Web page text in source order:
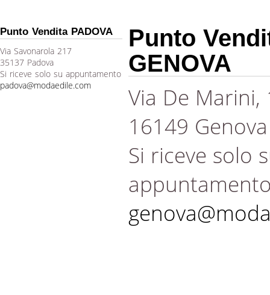
Punto Vendita PADOVA
Via Savonarola 217
35137 Padova
Si riceve solo su appuntamento
padova@modaedile.com
Punto
GENOVA
Via De Marini,
16149 Genova
Si riceve solo